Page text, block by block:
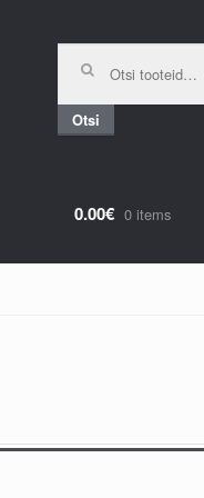
Otsi
0.00€ 0 items